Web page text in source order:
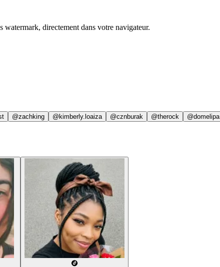
watermark, directement dans votre navigateur.
@zachking @kimberly.loaiza @cznburak @therock @domelipa